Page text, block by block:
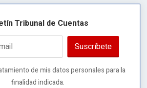
Tribunal de Cuentas
Suscríbete
de mis datos personales para la
finalidad indicada.